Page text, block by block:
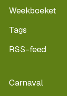
Weekboeket
Tags
RSS-feed
Carnaval